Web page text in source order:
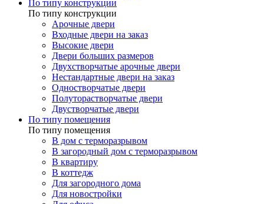
По типу конструкции
По типу конструкции
Арочные двери
Входные двери на заказ
Высокие двери
Двери больших размеров
Двухстворчатые арочные двери
Нестандартные двери на заказ
Одностворчатые двери
Полуторастворчатые двери
Двустворчатые двери
По типу помещения
По типу помещения
В дом с терморазрывом
В загородный дом с терморазрывом
В квартиру
В коттедж
Для загородного дома
Для новостройки